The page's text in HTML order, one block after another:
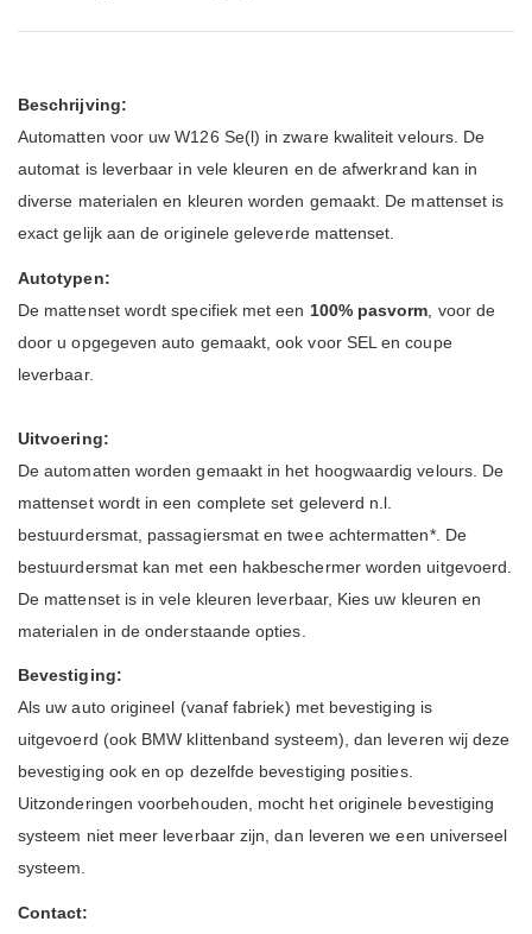
Beschrijving:
Automatten voor uw W126 Se(l) in zware kwaliteit velours. De
automat is leverbaar in vele kleuren en de afwerkrand kan in
diverse materialen en kleuren worden gemaakt. De mattenset is
exact gelijk aan de originele geleverde mattenset.
Autotypen:
De mattenset wordt specifiek met een 100% pasvorm , voor de
door u opgegeven auto gemaakt, ook voor SEL en coupe
leverbaar.
Uitvoering:
De automatten worden gemaakt in het hoogwaardig velours. De
mattenset wordt in een complete set geleverd n.l.
bestuurdersmat, passagiersmat en twee achtermatten*. De
bestuurdersmat kan met een hakbeschermer worden uitgevoerd.
De mattenset is in vele kleuren leverbaar, Kies uw kleuren en
materialen in de onderstaande opties.
Bevestiging:
Als uw auto origineel (vanaf fabriek) met bevestiging is
uitgevoerd (ook BMW klittenband systeem), dan leveren wij deze
bevestiging ook en op dezelfde bevestiging posities.
Uitzonderingen voorbehouden, mocht het originele bevestiging
systeem niet meer leverbaar zijn, dan leveren we een universeel
systeem.
Contact: